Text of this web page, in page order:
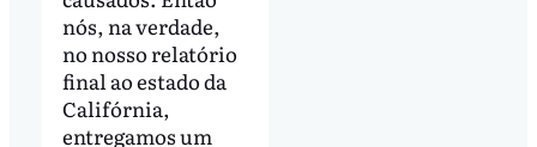
nós, na verdade,
no nosso relatório
final ao estado da
Califórnia,
entregamos um